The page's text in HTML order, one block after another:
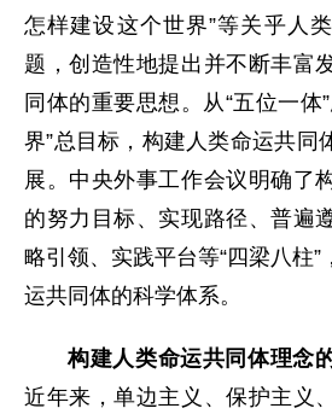
怎样建设这个世界”等关乎人
题，创造性地提出并不断丰富
同体的重要思想。从“五位一体
界”总目标，构建人类命运共同
展。中央外事工作会议明确了
的努力目标、实现路径、普遍
略引领、实践平台等“四梁八柱
运共同体的科学体系。
构建人类命运共同体理念
近年来，单边主义、保护主义